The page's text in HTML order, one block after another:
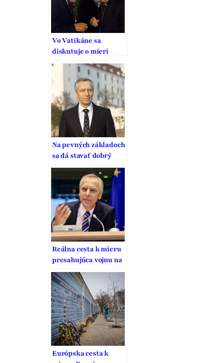
Vo Vatikáne sa
diskutuje o mieri
medzi Ruskom a
Amerikou. Účastný
bol aj Ján Figeľ
Na pevných základoch
sa dá stavať dobrý
domov
Reálna cesta k mieru
presahujúca vojnu na
Ukrajine
Európska cesta k